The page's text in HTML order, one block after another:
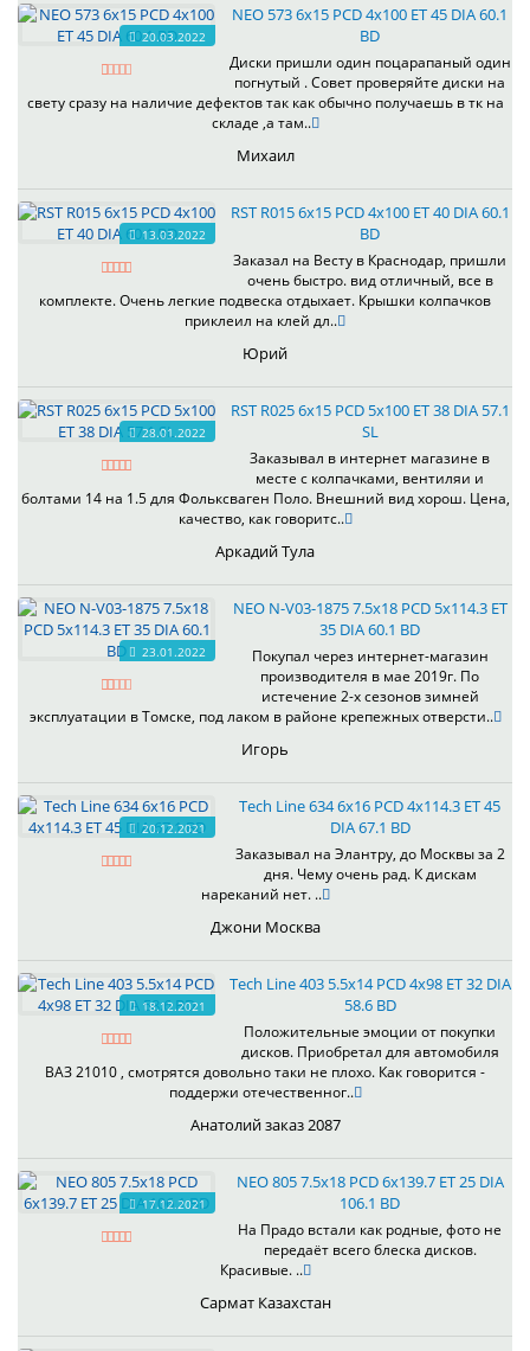
20.03.2022
NEO 573 6x15 PCD 4x100 ET 45 DIA 60.1
BD
Диски пришли один поцарапаный один
погнутый . Совет проверяйте диски на
свету сразу на наличие дефектов так как обычно получаешь в тк на
складе ,а там..
Михаил
13.03.2022
RST R015 6x15 PCD 4x100 ET 40 DIA 60.1
BD
Заказал на Весту в Краснодар, пришли
очень быстро. вид отличный, все в
комплекте. Очень легкие подвеска отдыхает. Крышки колпачков
приклеил на клей дл..
Юрий
28.01.2022
RST R025 6x15 PCD 5x100 ET 38 DIA 57.1
SL
Заказывал в интернет магазине в
месте с колпачками, вентиляи и
болтами 14 на 1.5 для Фольксваген Поло. Внешний вид хорош. Цена,
качество, как говоритс..
Аркадий Тула
23.01.2022
NEO N-V03-1875 7.5x18 PCD 5x114.3 ET
35 DIA 60.1 BD
Покупал через интернет-магазин
производителя в мае 2019г. По
истечение 2-х сезонов зимней
эксплуатации в Томске, под лаком в районе крепежных отверсти..
Игорь
20.12.2021
Tech Line 634 6x16 PCD 4x114.3 ET 45
DIA 67.1 BD
Заказывал на Элантру, до Москвы за 2
дня. Чему очень рад. К дискам
нареканий нет. ..
Джони Москва
18.12.2021
Tech Line 403 5.5x14 PCD 4x98 ET 32 DIA
58.6 BD
Положительные эмоции от покупки
дисков. Приобретал для автомобиля
ВАЗ 21010 , смотрятся довольно таки не плохо. Как говорится -
поддержи отечественног..
Анатолий заказ 2087
17.12.2021
NEO 805 7.5x18 PCD 6x139.7 ET 25 DIA
106.1 BD
На Прадо встали как родные, фото не
передаёт всего блеска дисков.
Красивые. ..
Сармат Казахстан